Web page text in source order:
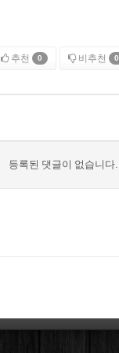
추천 0 비추천 0
등록된 댓글이 없습니다.